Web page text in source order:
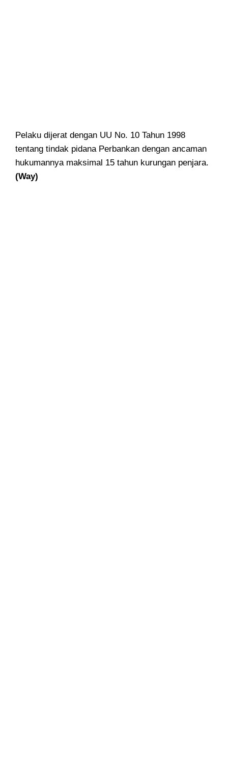
Pelaku dijerat dengan UU No. 10 Tahun 1998
tentang tindak pidana Perbankan dengan ancaman
hukumannya maksimal 15 tahun kurungan penjara.
(Way)